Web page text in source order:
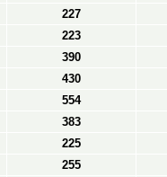
227
223
390
430
554
383
225
255